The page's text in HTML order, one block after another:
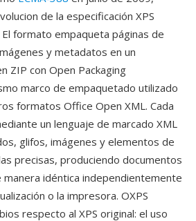
de la especificación XPS
formato empaqueta páginas de
y metadatos en un
ZIP con Open Packaging
marco de empaquetado utilizado
formatos Office Open XML. Cada
un lenguaje de marcado XML
glifos, imágenes y elementos de
precisas, produciendo documentos
idéntica independientemente
o la impresora. OXPS
respecto al XPS original: el uso